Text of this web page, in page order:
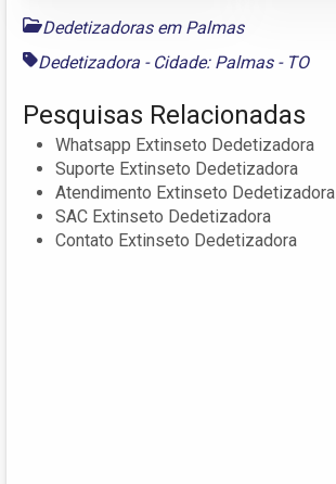
Dedetizadoras em Palmas
Dedetizadora - Cidade: Palmas - TO
Pesquisas Relacionadas
Whatsapp Extinseto Dedetizadora
Suporte Extinseto Dedetizadora
Atendimento Extinseto Dedetizadora
SAC Extinseto Dedetizadora
Contato Extinseto Dedetizadora